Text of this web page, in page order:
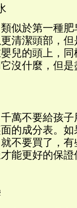
似於第一種
清潔頭部，
兒的頭上，
沒什麼，但
萬不要給孩
的成分表。
不要買了，
能更好的保